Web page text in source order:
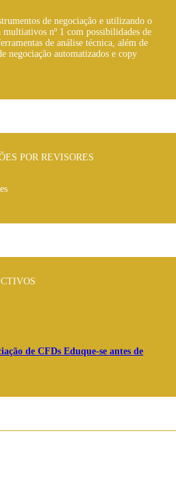
de negociação e utilizando o
nº 1 com possibilidades de
de análise técnica, além de
negociação automatizados e copy
POR REVISORES
de CFDs Eduque-se antes de